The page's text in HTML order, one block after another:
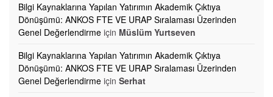
Bilgi Kaynaklarına Yapılan Yatırımın Akademik Çıktıya
Dönüşümü: ANKOS FTE VE URAP Sıralaması Üzerinden
Genel Değerlendirme için Müslüm Yurtseven
Bilgi Kaynaklarına Yapılan Yatırımın Akademik Çıktıya
Dönüşümü: ANKOS FTE VE URAP Sıralaması Üzerinden
Genel Değerlendirme için Serhat